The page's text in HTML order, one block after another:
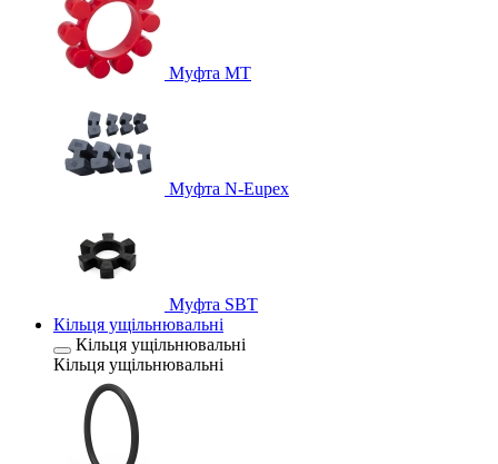
Муфта MT
Муфта N-Eupex
Муфта SBT
Кільця ущільнювальні
Кільця ущільнювальні
Кільця ущільнювальні